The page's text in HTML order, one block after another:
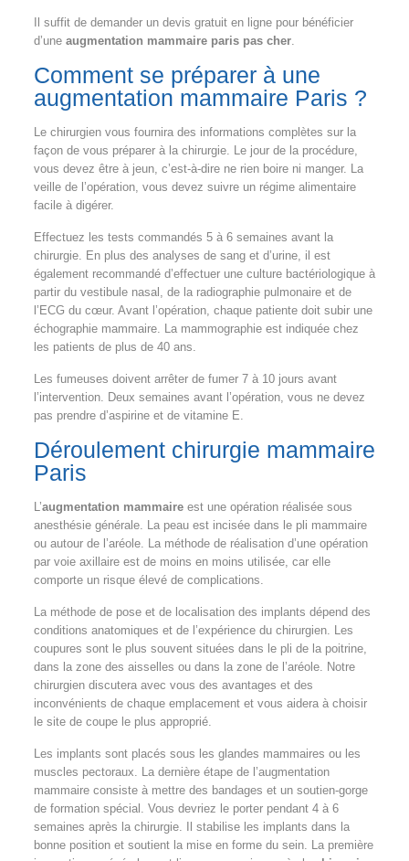
Il suffit de demander un devis gratuit en ligne pour bénéficier
d’une augmentation mammaire paris pas cher.
Comment se préparer à une
augmentation mammaire Paris ?
Le chirurgien vous fournira des informations complètes sur la
façon de vous préparer à la chirurgie. Le jour de la procédure,
vous devez être à jeun, c’est-à-dire ne rien boire ni manger. La
veille de l’opération, vous devez suivre un régime alimentaire
facile à digérer.
Effectuez les tests commandés 5 à 6 semaines avant la
chirurgie. En plus des analyses de sang et d’urine, il est
également recommandé d’effectuer une culture bactériologique à
partir du vestibule nasal, de la radiographie pulmonaire et de
l’ECG du cœur. Avant l’opération, chaque patiente doit subir une
échographie mammaire. La mammographie est indiquée chez
les patients de plus de 40 ans.
Les fumeuses doivent arrêter de fumer 7 à 10 jours avant
l’intervention. Deux semaines avant l’opération, vous ne devez
pas prendre d’aspirine et de vitamine E.
Déroulement chirurgie mammaire
Paris
L’augmentation mammaire est une opération réalisée sous
anesthésie générale. La peau est incisée dans le pli mammaire
ou autour de l’aréole. La méthode de réalisation d’une opération
par voie axillaire est de moins en moins utilisée, car elle
comporte un risque élevé de complications.
La méthode de pose et de localisation des implants dépend des
conditions anatomiques et de l’expérience du chirurgien. Les
coupures sont le plus souvent situées dans le pli de la poitrine,
dans la zone des aisselles ou dans la zone de l’aréole. Notre
chirurgien discutera avec vous des avantages et des
inconvénients de chaque emplacement et vous aidera à choisir
le site de coupe le plus approprié.
Les implants sont placés sous les glandes mammaires ou les
muscles pectoraux. La dernière étape de l’augmentation
mammaire consiste à mettre des bandages et un soutien-gorge
de formation spécial. Vous devriez le porter pendant 4 à 6
semaines après la chirurgie. Il stabilise les implants dans la
bonne position et soutient la mise en forme du sein. La première